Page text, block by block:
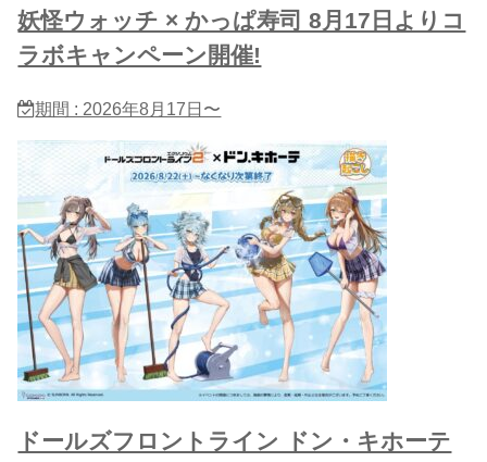
妖怪ウォッチ × かっぱ寿司 8月17日よりコ
ラボキャンペーン開催!
期間 : 2026年8月17日〜
ドールズフロントライン ドン・キホーテ